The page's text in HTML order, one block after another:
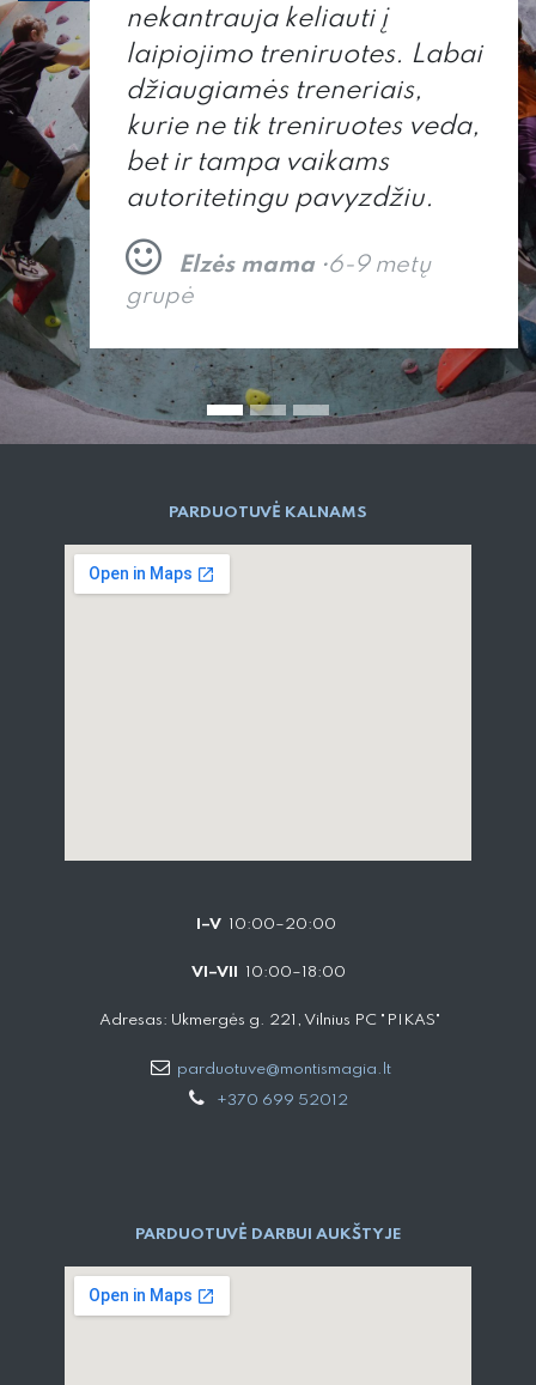
nekantrauja keliauti į
laipiojimo treniruotes. Labai
džiaugiamės treneriais,
kurie ne tik treniruotes veda,
bet ir tampa vaikams
autoritetingu pavyzdžiu.
Elzės mama•6-9 metų
grupė
PARD​UOTUVĖ​ KALNAMS
I–V 10:00–20:00
VI–VII 10:00–18:00
Adresas: Ukmergės g. 221, Vilnius PC "PIKAS"
parduotuve@montismagia.lt
+370 699 52012
PARDUOTUVĖ DARBUI AUKŠTYJE